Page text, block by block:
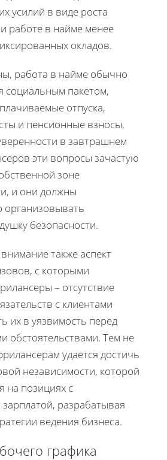
усилий в виде роста
работе в найме менее
окладов.
работа в найме обычно
социальным пакетом,
отпуска,
и пенсионные взносы,
в завтрашнем
эти вопросы зачастую
зоне
и они должны
организовывать
безопасности.
также аспект
с которыми
– отсутствие
с клиентами
их в уязвимость перед
обстоятельствами. Тем не
удается достичь
независимости, которой
на позициях с
разрабатывая
ведения бизнеса.
графика